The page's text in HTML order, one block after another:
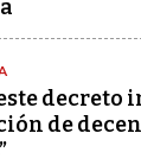
decreto
de